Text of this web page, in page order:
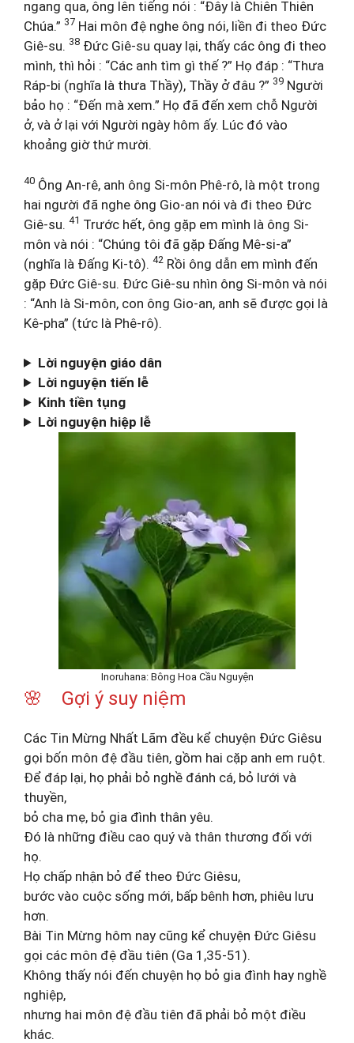
ngang qua, ông lên tiếng nói : “Đây là Chiên Thiên
Chúa.” 37 Hai môn đệ nghe ông nói, liền đi theo Đức
Giê-su. 38 Đức Giê-su quay lại, thấy các ông đi theo
mình, thì hỏi : “Các anh tìm gì thế ?” Họ đáp : “Thưa
Ráp-bi (nghĩa là thưa Thầy), Thầy ở đâu ?” 39 Người
bảo họ : “Đến mà xem.” Họ đã đến xem chỗ Người
ở, và ở lại với Người ngày hôm ấy. Lúc đó vào
khoảng giờ thứ mười.
40 Ông An-rê, anh ông Si-môn Phê-rô, là một trong
hai người đã nghe ông Gio-an nói và đi theo Đức
Giê-su. 41 Trước hết, ông gặp em mình là ông Si-
môn và nói : “Chúng tôi đã gặp Đấng Mê-si-a”
(nghĩa là Đấng Ki-tô). 42 Rồi ông dẫn em mình đến
gặp Đức Giê-su. Đức Giê-su nhìn ông Si-môn và nói
: “Anh là Si-môn, con ông Gio-an, anh sẽ được gọi là
Kê-pha” (tức là Phê-rô).
Lời nguyện giáo dân
Lời nguyện tiến lễ
Kinh tiền tụng
Lời nguyện hiệp lễ
Inoruhana: Bông Hoa Cầu Nguyện
🌸 Gợi ý suy niệm
Các Tin Mừng Nhất Lãm đều kể chuyện Đức Giêsu
gọi bốn môn đệ đầu tiên, gồm hai cặp anh em ruột.
Để đáp lại, họ phải bỏ nghề đánh cá, bỏ lưới và
thuyền,
bỏ cha mẹ, bỏ gia đình thân yêu.
Đó là những điều cao quý và thân thương đối với
họ.
Họ chấp nhận bỏ để theo Đức Giêsu,
bước vào cuộc sống mới, bấp bênh hơn, phiêu lưu
hơn.
Bài Tin Mừng hôm nay cũng kể chuyện Đức Giêsu
gọi các môn đệ đầu tiên (Ga 1,35-51).
Không thấy nói đến chuyện họ bỏ gia đình hay nghề
nghiệp,
nhưng hai môn đệ đầu tiên đã phải bỏ một điều
khác.